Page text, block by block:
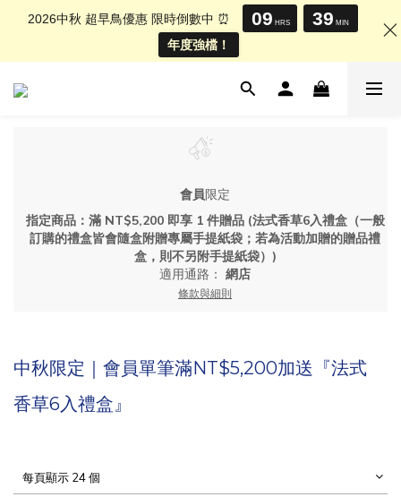
會員限定
指定商品：滿 NT$5,200 即享 1 件贈品 (法式香草6入禮盒（一般
訂購的禮盒皆會隨盒附贈專屬手提紙袋；若為活動加贈的贈品禮
盒，則不另附手提紙袋）)
適用通路： 網店
條款與細則
中秋限定｜會員單筆滿NT$5,200加送『法式
香草6入禮盒』
每頁顯示 24 個
2026中秋 超早鳥優惠 限時倒數中 ⏰ 09 HRS 39 MIN
年度強檔！